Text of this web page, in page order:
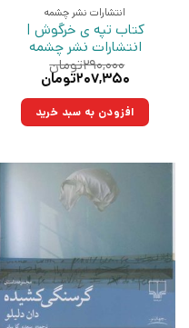
انتشارات نشر چشمه
کتاب تپه ی خرگوش |
انتشارات نشر چشمه
۲۹۰,۰۰۰تومان
قیمت
۲۹۰,۰۰۰تومان
بود.
۲۰۷,۳۵۰تومان
۲۰۷,۳۵۰تومان.افزودن به سبد خرید